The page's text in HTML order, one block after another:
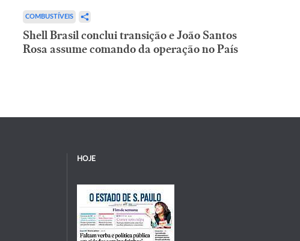
COMBUSTÍVEIS
Shell Brasil conclui transição e João Santos
Rosa assume comando da operação no País
HOJE